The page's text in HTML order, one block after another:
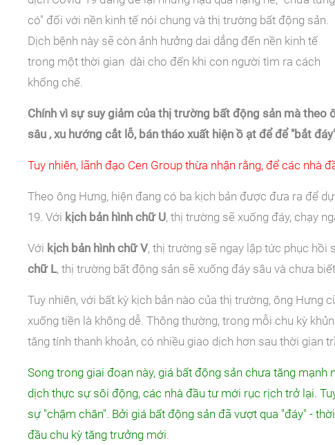
có" đối với nền kinh tế nói chung và thị trường bất động sản.
Dịch bệnh này sẽ còn ảnh hưởng dai dẳng đến nền kinh tế
trong một thời gian dài cho đến khi con người tìm ra cách
khống chế.
Chính vì sự suy giảm của thị trường bất động sản mà
sâu , xu hướng cắt lỗ, bán tháo xuất hiện ồ ạt để để "bắt
Tuy nhiên, lãnh đạo Cen Group thừa nhận rằng, để các nhà
Theo ông Hưng, hiện đang có ba kịch bản được đưa ra để
19. Với kịch bản hình chữ U, thị trường sẽ xuống đáy, chạy
Với kịch bản hình chữ V, thị trường sẽ ngay lập tức phục hồi
chữ L, thị trường bất động sản sẽ xuống đáy sâu và chưa
Tuy nhiên, với bất kỳ kịch bản nào của thị trường, ông Hưng
xuống tiền là không dễ. Thông thường, trong mỗi chu kỳ
tăng tính thanh khoản, có nhiều giao dịch hơn sau thời gian
Song trong giai đoạn này, giá bất động sản chưa tăng
dịch thực sự sôi động, các nhà đầu tư mới rục rịch trở lại.
sự "chậm chân". Bởi giá bất động sản đã vượt qua "đáy" -
đầu chu kỳ tăng trưởng mới.